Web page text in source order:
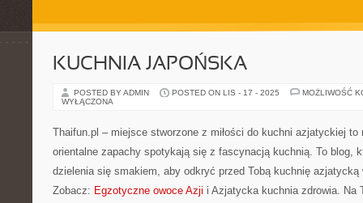
KUCHNIA JAPOŃSKA
POSTED BY ADMIN POSTED ON LIS - 17 - 2025
MOŻLIWOŚĆ
WYŁĄCZONA
Thaifun.pl – miejsce stworzone z miłości do kuchni azjatyckiej
orientalne zapachy spotykają się z fascynacją kuchnią. To blog,
dzielenia się smakiem, aby odkryć przed Tobą kuchnię
Zobacz: Egzotyczne owoce Azji i Azjatycka kuchnia zdrowia. Na